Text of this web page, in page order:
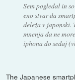
Sem pogledal in
eno stvar da
deleža v japonski.
mnenja da ne
iphona do sedaj
The Japanese